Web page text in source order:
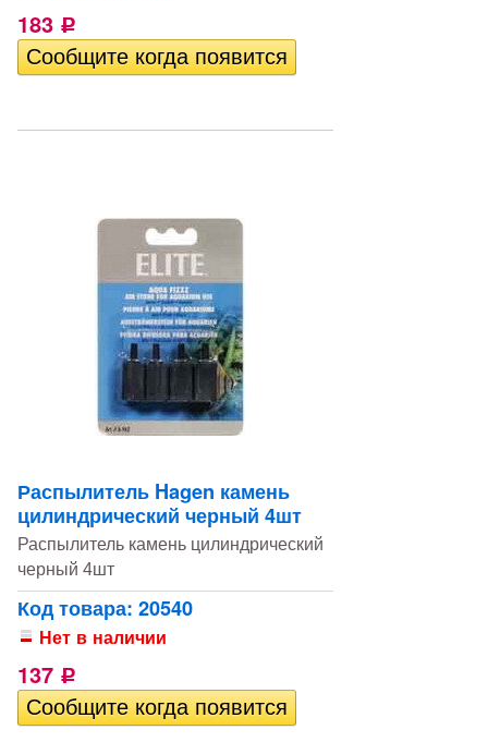
183 Р
Распылитель Hagen камень
цилиндрический черный 4шт
Распылитель камень цилиндрический
черный 4шт
Код товара: 20540
Нет в наличии
137 Р